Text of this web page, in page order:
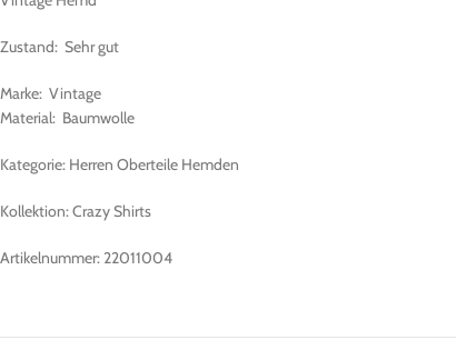
Zustand: Sehr gut
Marke: Vintage
Material: Baumwolle
Kategorie: Herren Oberteile Hemden
Kollektion: Crazy Shirts
Artikelnummer: 22011004